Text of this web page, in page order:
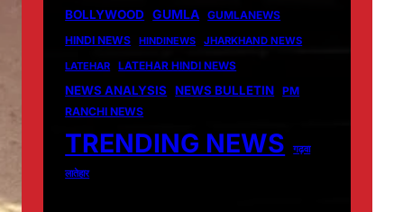
BOLLYWOOD GUMLA
GUMLANEWS
HINDI NEWS
HINDINEWS
JHARKHAND NEWS
LATEHAR
LATEHAR HINDI NEWS
NEWS ANALYSIS NEWS BULLETIN
PM
RANCHI NEWS
TRENDING NEWS
गढ़वा
लातेहार